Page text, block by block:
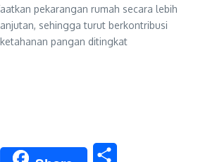
pekarangan rumah secara lebih
sehingga turut berkontribusi
pangan ditingkat
Twitter